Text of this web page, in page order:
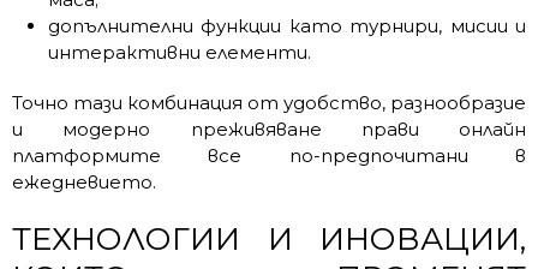
допълнителни функции като турнири, мисии и
интерактивни елементи.
Точно тази комбинация от удобство, разнообразие
и модерно преживяване прави онлайн
платформите все по-предпочитани в
ежедневието.
ТЕХНОЛОГИИ И ИНОВАЦИИ,